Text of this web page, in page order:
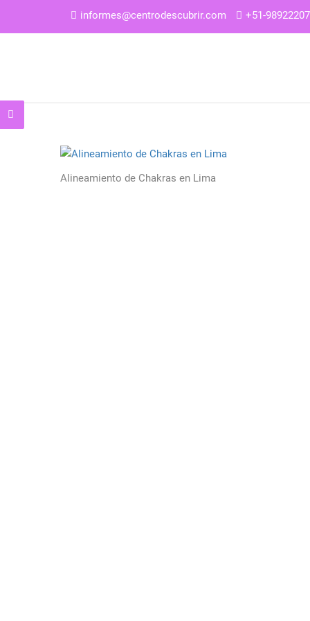
informes@centrodescubrir.com +51-
Alineamiento de Chakras en Lima